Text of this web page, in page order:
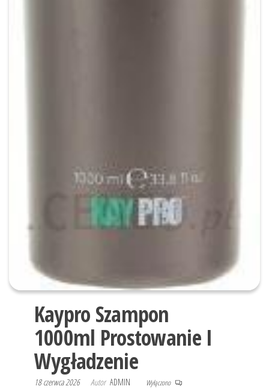
Kaypro Szampon
1000ml Prostowanie I
Wygładzenie
18 czerwca 2026 Autor ADMIN Wyłączono